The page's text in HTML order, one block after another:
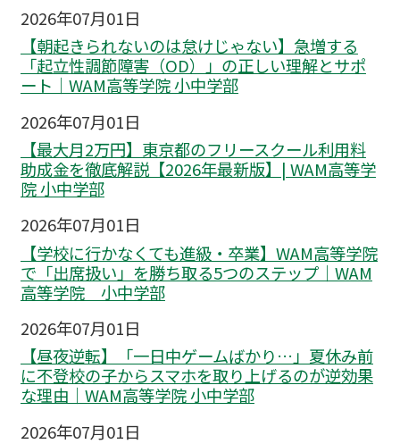
2026年07月01日
【朝起きられないのは怠けじゃない】急増する
「起立性調節障害（OD）」の正しい理解とサポ
ート｜WAM高等学院 小中学部
2026年07月01日
【最大月2万円】東京都のフリースクール利用料
助成金を徹底解説【2026年最新版】| WAM高等学
院 小中学部
2026年07月01日
【学校に行かなくても進級・卒業】WAM高等学院
で「出席扱い」を勝ち取る5つのステップ｜WAM
高等学院 小中学部
2026年07月01日
【昼夜逆転】「一日中ゲームばかり…」夏休み前
に不登校の子からスマホを取り上げるのが逆効果
な理由｜WAM高等学院 小中学部
2026年07月01日